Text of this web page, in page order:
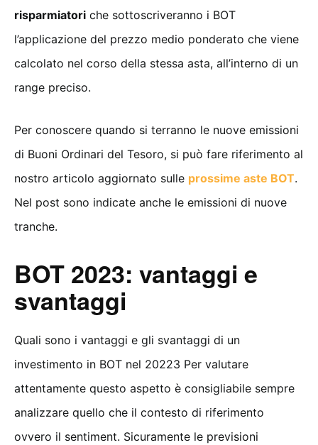
risparmiatori che sottoscriveranno i BOT
l’applicazione del prezzo medio ponderato che viene
calcolato nel corso della stessa asta, all’interno di un
range preciso.
Per conoscere quando si terranno le nuove emissioni
di Buoni Ordinari del Tesoro, si può fare riferimento al
nostro articolo aggiornato sulle prossime aste BOT.
Nel post sono indicate anche le emissioni di nuove
tranche.
BOT 2023: vantaggi e
svantaggi
Quali sono i vantaggi e gli svantaggi di un
investimento in BOT nel 20223 Per valutare
attentamente questo aspetto è consigliabile sempre
analizzare quello che il contesto di riferimento
ovvero il sentiment. Sicuramente le previsioni